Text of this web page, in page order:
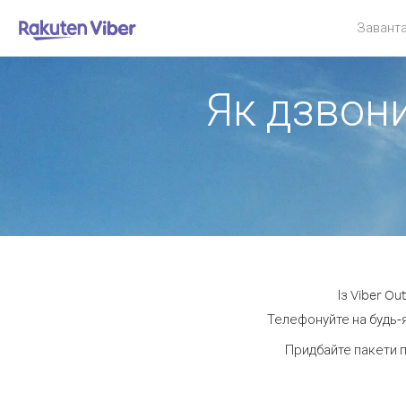
Як
Із Viber
Телефонуйте на будь-
Придбайте пакети